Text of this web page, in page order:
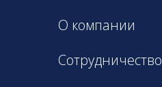
О компании
Сотрудничество